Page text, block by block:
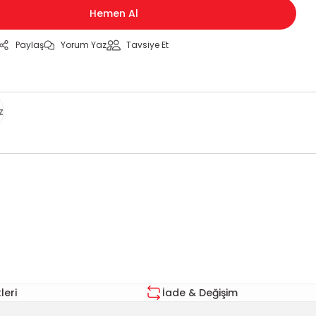
Hemen Al
Paylaş Yorum Yaz Tavsiye Et
İade & Değişim